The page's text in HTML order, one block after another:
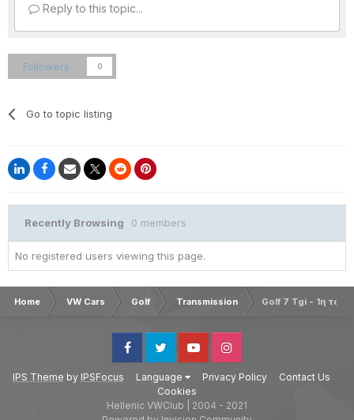
Reply to this topic...
Followers 0
Go to topic listing
Recently Browsing 0 members
No registered users viewing this page.
Home VW Cars Golf Transmission Golf 7 Tgi - 1η
IPS Theme by IPSFocus Language Privacy Policy
Contact Us
Cookies
FacebookTwitter YoutubeInstagram
Hellenic VWClub | 2004 - 2021